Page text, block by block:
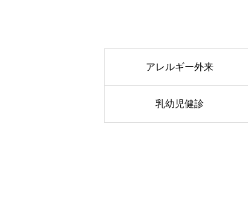
アレルギー外来
乳幼児健診